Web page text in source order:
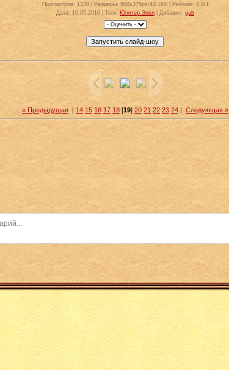
Просмотров: 1339 | Размеры: 500x375px/40.1Kb | Рейтинг: 4.0/1
Дата: 16.05.2010 | Теги: Юпитер Эппл | Добавил: galt
« Предыдущая | 14 15 16 17 18 [19] 20 21 22 23 24 | Следующая »